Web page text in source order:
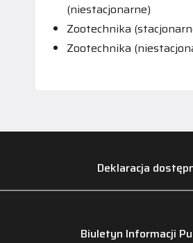
(niestacjonarne)
Zootechnika
Zootechnika
Deklaracja
Biuletyn Informacji